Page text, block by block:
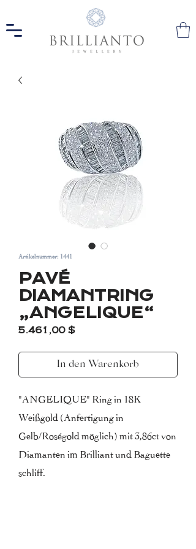
Artikelnummer: 1441
PAVÉ
DIAMANTRING
„ANGELIQUE“
5.461,00 $Preis
In den Warenkorb
"ANGELIQUE" Ring in 18K
Weißgold (Anfertigung in
Gelb/Roségold möglich) mit 3,86ct von
Diamanten im Brilliant und Baguette
schliff.